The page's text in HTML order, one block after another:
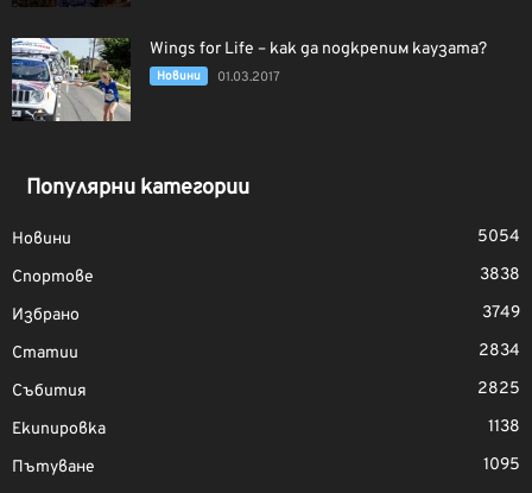
Wings for Life – как да подкрепим каузата?
Новини 01.03.2017
Популярни категории
Новини
5054
Спортове
3838
Избрано
3749
Статии
2834
Събития
2825
Екипировка
1138
Пътуване
1095